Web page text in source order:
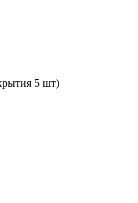
5 шт)